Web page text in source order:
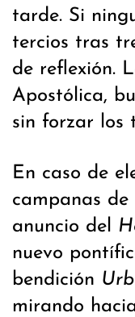
tarde. Si
tercios tras
de reflexión.
Apostólica,
sin forzar los
En caso de
campanas
anuncio del
nuevo
bendición
mirando